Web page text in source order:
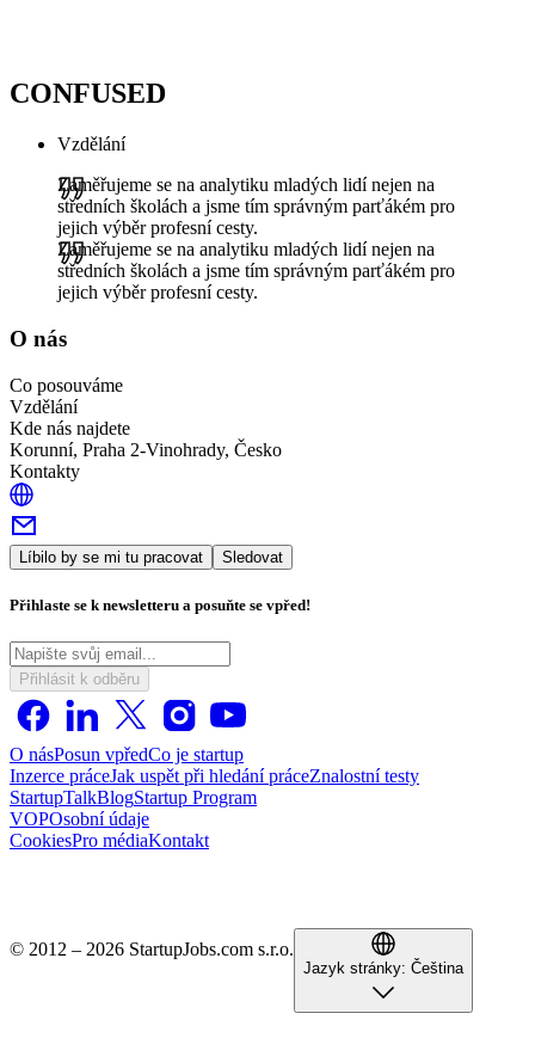
CONFUSED
Vzdělání
Zaměřujeme se na analytiku mladých lidí nejen na
středních školách a jsme tím správným parťákém pro
jejich výběr profesní cesty.
Zaměřujeme se na analytiku mladých lidí nejen na
středních školách a jsme tím správným parťákém pro
jejich výběr profesní cesty.
O nás
Co posouváme
Vzdělání
Kde nás najdete
Korunní, Praha 2-Vinohrady, Česko
Kontakty
Líbilo by se mi tu pracovat Sledovat
Přihlaste se k newsletteru a posuňte se vpřed!
Přihlásit k odběru
O násPosun vpředCo je startup
Inzerce práceJak uspět při hledání práceZnalostní testy
StartupTalkBlogStartup Program
VOPOsobní údaje
CookiesPro médiaKontakt
© 2012 – 2026 StartupJobs.com s.r.o.
Jazyk stránky: Čeština